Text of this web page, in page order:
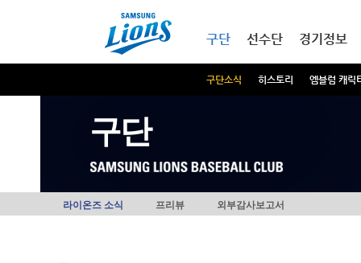
구단
구단소식 히스토리 엠블럼 캐릭
선수단 경기정보
구단
라이온즈 소식 프리뷰 외부감사보고서